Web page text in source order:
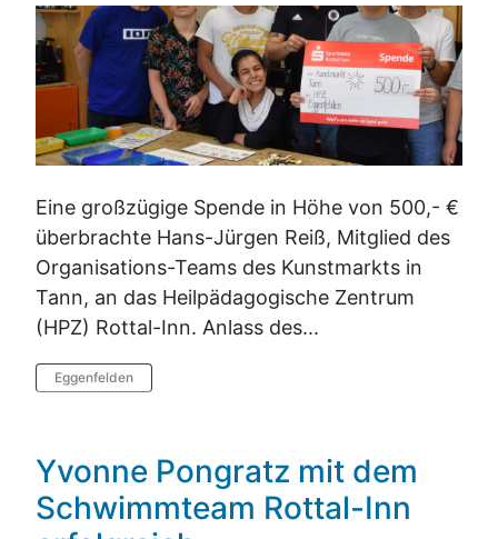
Eine großzügige Spende in Höhe von 500,- €
überbrachte Hans-Jürgen Reiß, Mitglied des
Organisations-Teams des Kunstmarkts in
Tann, an das Heilpädagogische Zentrum
(HPZ) Rottal-Inn. Anlass des...
Eggenfelden
Yvonne Pongratz mit dem
Schwimmteam Rottal-Inn